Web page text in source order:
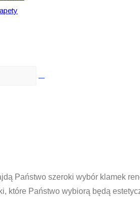
Państwo szeroki wybór klamek
które Państwo wybiorą będą